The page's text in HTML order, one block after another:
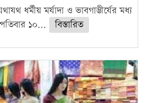
মর্যাদা ও ভাবগাম্ভীর্যের মধ্য
১০...
বিস্তারিত